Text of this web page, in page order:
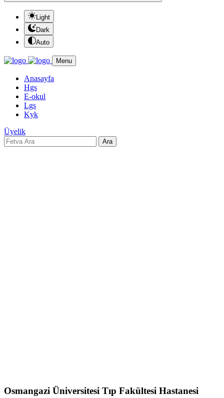
Light
Dark
Auto
Menu
Anasayfa
Hgs
E-okul
Lgs
Kyk
Üyelik
Ara
Osmangazi Üniversitesi Tıp Fakültesi Hastanesi